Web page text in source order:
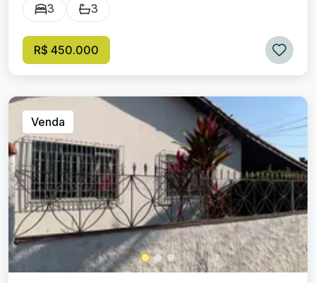
Cozinha com armários; # Banheiro social; # Área de
Banheiro social; # Terraço amplo com área para
churrasqueira; Imóvel possui 2 vagas de garagem; Venda:
PARCELA). Excelente localização! Próximo a diversos
estabelecimentos comerciais, restaurantes etc.!
Condomínio possui todas as vagas de garagem cobertas,
porteiro 24 horas, quadra poliesportiva, churrasqueira e
playground!
3 3
R$ 450.000
Venda